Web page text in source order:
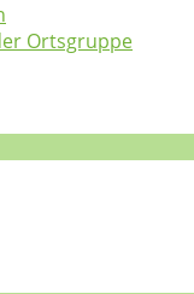
Ortsgruppe